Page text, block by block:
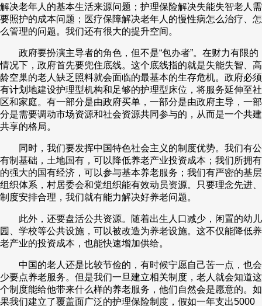
解决老年人的基本生活来源问题；护理保险解决失能失智老人需
要照护的成本问题；医疗保障解决老年人的慢性病怎么治疗、怎
么管理的问题。我们还有很大的提升空间。
政府要扮演主导者的角色，但不是“包办者”。在财力有限的
情况下，政府首先要兜住底线。这个底线指的就是失能失智、高
龄空巢的老人缺乏照料就会面临的最基本的生存危机。政府必须
有计划地建设护理型机构和足够的护理型床位，将服务延伸至社
区和家庭。有一部分是由政府买单，一部分是由政府主导，一部
分是需要调动市场资源和社会资源共同参与的，从而是一个共建
共享的格局。
同时，我们要发挥中国特色社会主义的制度优势。我们有公
有制基础，土地国有，可以降低养老产业投资成本；我们所拥有
的强大的国有经济，可以参与基本养老服务；我们有严密的基层
组织体系，村居委会和党组织能有效动员资源。只要理念先进、
制度安排合理，我们就有能力解决好养老问题。
此外，还要盘活公共资源。随着出生人口减少，闲置的幼儿
园、学校等公共设施，可以被改造为养老设施。这不仅能降低养
老产业的投资成本，也能快速增加供给。
中国的老人还是比较节俭的，有时候宁愿自己苦一点，也会
少要点养老服务。但是我们一旦建立相关制度，老人就会知道这
个制度能给他带来什么样的养老服务，他们自然会是愿意的。如
果我们建立了覆盖面广泛的护理保险制度，假如一年支出5000